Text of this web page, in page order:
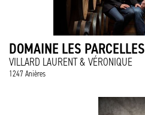
DOMAINE LES PARCELLES
VILLARD LAURENT & VÉRONIQUE
1247 Anières